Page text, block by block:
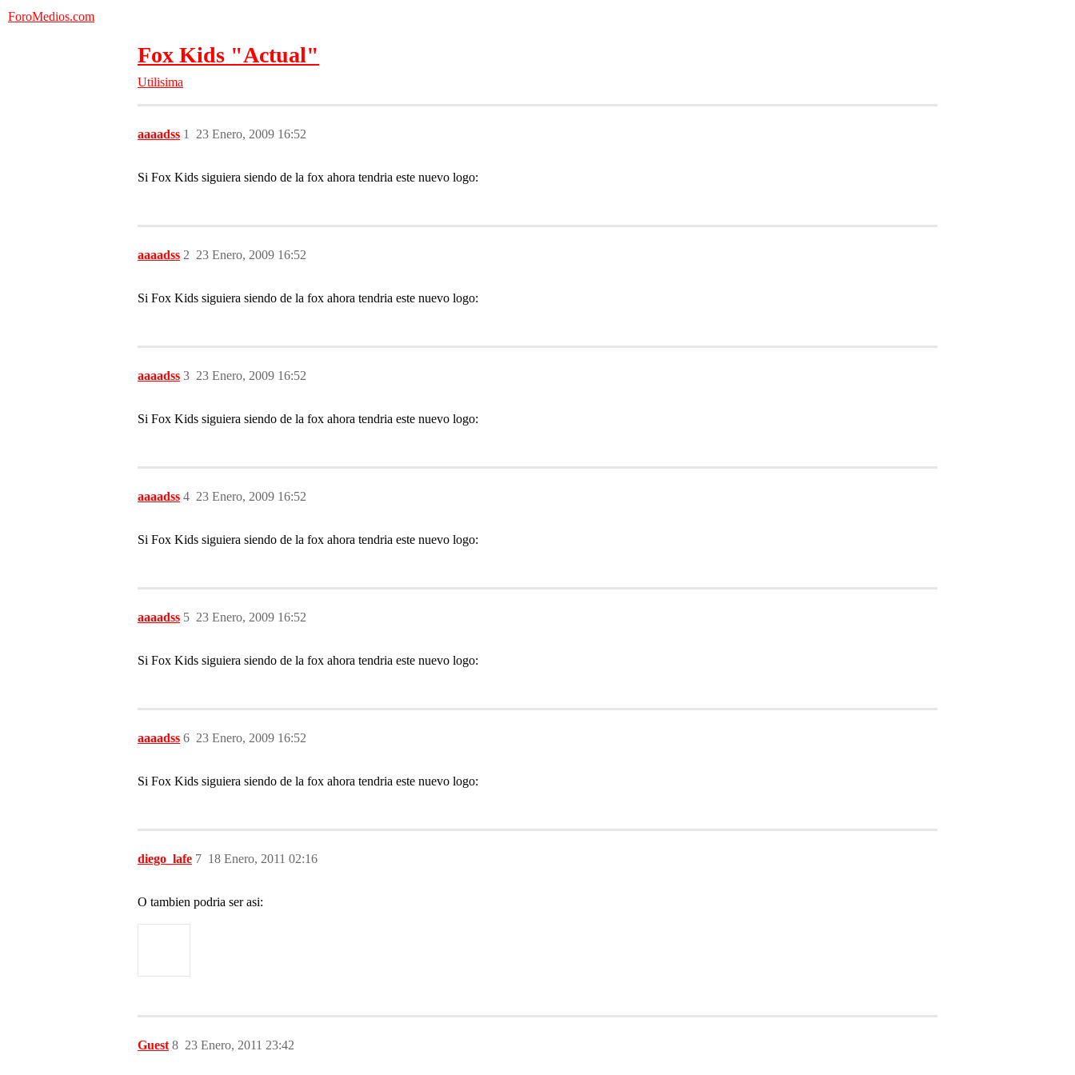
ForoMedios.com
Fox Kids "Actual"
Utilisima
aaaadss 23 Enero, 2009 16:52
1
Si Fox Kids siguiera siendo de la fox ahora tendria este nuevo logo:
aaaadss 23 Enero, 2009 16:52
2
Si Fox Kids siguiera siendo de la fox ahora tendria este nuevo logo:
aaaadss 23 Enero, 2009 16:52
3
Si Fox Kids siguiera siendo de la fox ahora tendria este nuevo logo:
aaaadss 23 Enero, 2009 16:52
4
Si Fox Kids siguiera siendo de la fox ahora tendria este nuevo logo:
aaaadss 23 Enero, 2009 16:52
5
Si Fox Kids siguiera siendo de la fox ahora tendria este nuevo logo:
aaaadss 23 Enero, 2009 16:52
6
Si Fox Kids siguiera siendo de la fox ahora tendria este nuevo logo:
diego_lafe 18 Enero, 2011 02:16
7
O tambien podria ser asi:
Guest 23 Enero, 2011 23:42
8